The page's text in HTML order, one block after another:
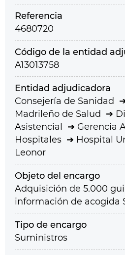
Referencia
4680720
Código de la entidad
A13013758
Entidad adjudicadora
Consejería de Sanidad
Madrileño de Salud
Asistencial
Gerencia
Hospitales
Hospital
Leonor
Objeto del encargo
Adquisición de 5.000
información de acogida
Tipo de encargo
Suministros